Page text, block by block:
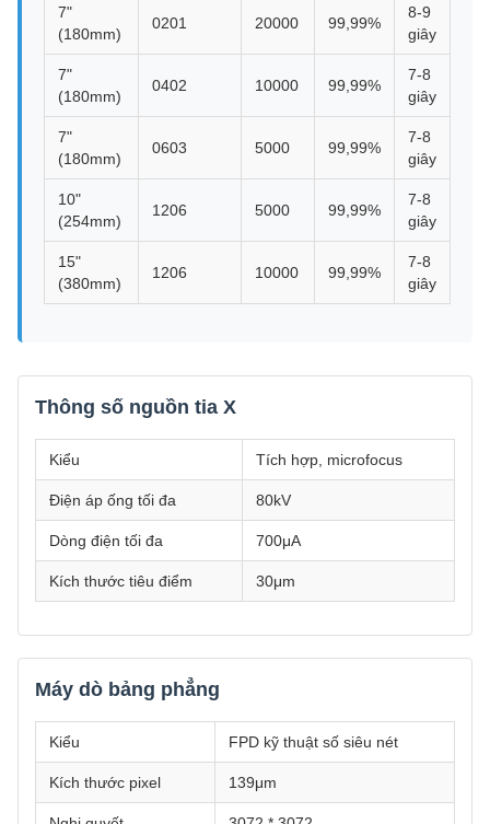
7"
(180mm)
0201 20000 99,99%
8-9
giây
7"
(180mm)
0402 10000 99,99%
7-8
giây
7"
(180mm)
0603 5000 99,99%
7-8
giây
10"
(254mm)
1206 5000 99,99%
7-8
giây
15"
(380mm)
1206 10000 99,99%
7-8
giây
Thông số nguồn tia X
Kiểu Tích hợp, microfocus
Điện áp ống tối đa 80kV
Dòng điện tối đa 700μA
Kích thước tiêu điểm 30μm
Máy dò bảng phẳng
Kiểu FPD kỹ thuật số siêu nét
Kích thước pixel 139μm